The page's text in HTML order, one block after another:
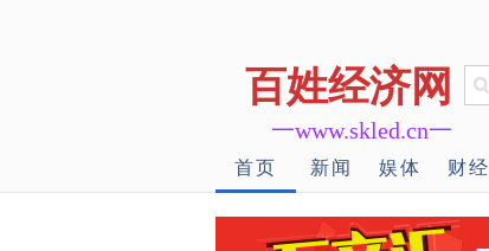
百姓经济网
一www.skled.cn一
首页 新闻 娱体 财经